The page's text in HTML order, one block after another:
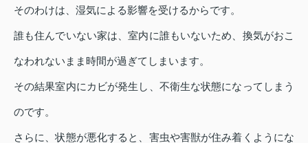
そのわけは、湿気による影響を受けるからです。
誰も住んでいない家は、室内に誰もいないため、換気がおこ
なわれないまま時間が過ぎてしまいます。
その結果室内にカビが発生し、不衛生な状態になってしまう
のです。
さらに、状態が悪化すると、害虫や害獣が住み着くようにな